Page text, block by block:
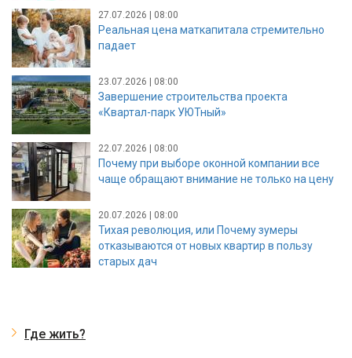
27.07.2026 | 08:00
Реальная цена маткапитала стремительно
падает
23.07.2026 | 08:00
Завершение строительства проекта
«Квартал-парк УЮТный»
22.07.2026 | 08:00
Почему при выборе оконной компании все
чаще обращают внимание не только на цену
20.07.2026 | 08:00
Тихая революция, или Почему зумеры
отказываются от новых квартир в пользу
старых дач
Где жить?